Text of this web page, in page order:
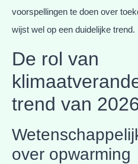
voorspellingen te doen over
wijst wel op een duidelijke trend.
De rol van
trend van
over opwarming